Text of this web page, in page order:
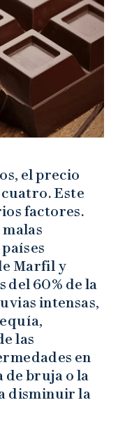
el precio
Este
factores.
Marfil y
del 60% de la
intensas,
las
en
de bruja o la
disminuir la